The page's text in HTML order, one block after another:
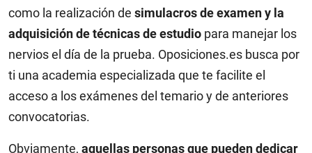
como la realización de simulacros de examen y la
adquisición de técnicas de estudio para manejar los
nervios el día de la prueba. Oposiciones.es busca por
ti una academia especializada que te facilite el
acceso a los exámenes del temario y de anteriores
convocatorias.
Obviamente, aquellas personas que pueden dedicar